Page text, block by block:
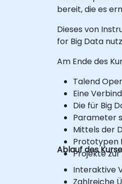
bereit, die es
Dieses von
for Big Data
Am Ende des
Talend
Eine
Die für Big
Parameter
Mittels der
Prototypen
Projekte
Ablauf des
Interaktive
Zahlreiche